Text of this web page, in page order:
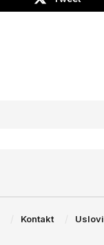
Kontakt